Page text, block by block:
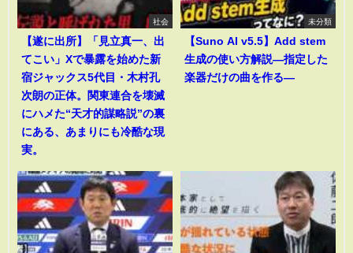
社会
【遂に出所】「見立真一、出
てこい」Xで暴露を始めた新
宿ジャックス5代目・木村孔
次朗の正体。関東連合を壊滅
にハメた“天才的謀略説”の裏
にある、あまりにも冷酷な現
実。
未分類
【Suno AI v5.5】Add stem
生成の使い方解説―指定した
楽器だけの曲を作る―